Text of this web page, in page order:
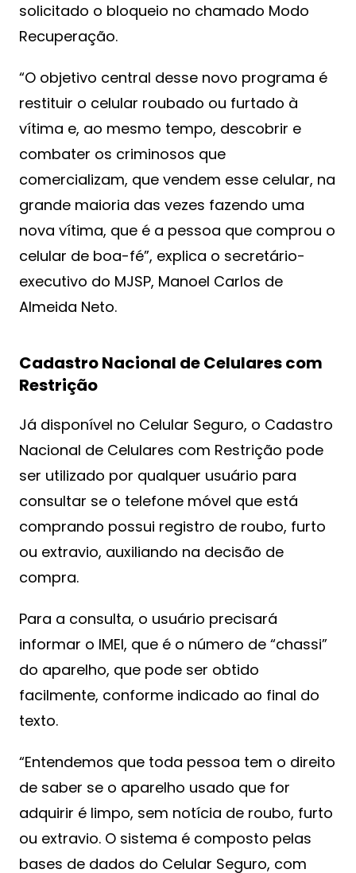
solicitado o bloqueio no chamado Modo
Recuperação.
“O objetivo central desse novo programa é
restituir o celular roubado ou furtado à
vítima e, ao mesmo tempo, descobrir e
combater os criminosos que
comercializam, que vendem esse celular, na
grande maioria das vezes fazendo uma
nova vítima, que é a pessoa que comprou o
celular de boa-fé”, explica o secretário-
executivo do MJSP, Manoel Carlos de
Almeida Neto.
Cadastro Nacional de Celulares com
Restrição
Já disponível no Celular Seguro, o Cadastro
Nacional de Celulares com Restrição pode
ser utilizado por qualquer usuário para
consultar se o telefone móvel que está
comprando possui registro de roubo, furto
ou extravio, auxiliando na decisão de
compra.
Para a consulta, o usuário precisará
informar o IMEI, que é o número de “chassi”
do aparelho, que pode ser obtido
facilmente, conforme indicado ao final do
texto.
“Entendemos que toda pessoa tem o direito
de saber se o aparelho usado que for
adquirir é limpo, sem notícia de roubo, furto
ou extravio. O sistema é composto pelas
bases de dados do Celular Seguro, com